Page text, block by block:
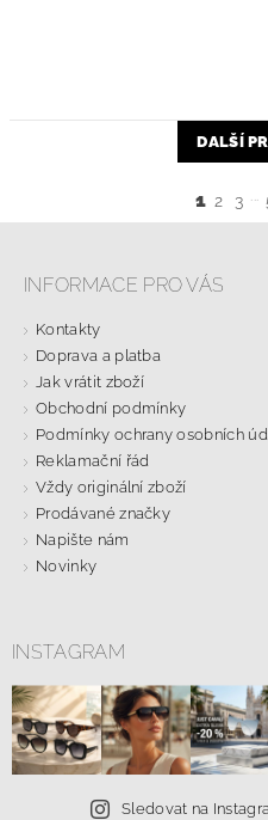
DALŠÍ
1 2 3 ...
INFORMACE PRO VÁS
Kontakty
Doprava a platba
Jak vrátit zboží
Obchodní podmínky
Podmínky ochrany osobních
Reklamační řád
Vždy originální zboží
Prodávané značky
Napište nám
Novinky
INSTAGRAM
Sledovat na